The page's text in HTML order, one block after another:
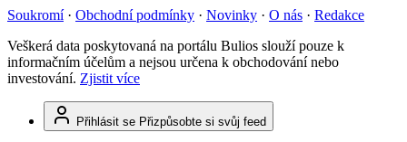
Soukromí · Obchodní podmínky · Novinky · O nás · Redakce
Veškerá data poskytovaná na portálu Bulios slouží pouze k
informačním účelům a nejsou určena k obchodování nebo
investování. Zjistit více
Přihlásit se Přizpůsobte si svůj feed